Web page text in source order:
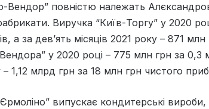
Вендор” повністю належать
Виручка “Київ-Торгу” у 2020
а за дев’ять місяців 2021 року – 871
у 2020 році – 775 млн грн за 0,3
– 1,12 млрд грн за 18 млн грн чистого
випускає кондитерські вироби,